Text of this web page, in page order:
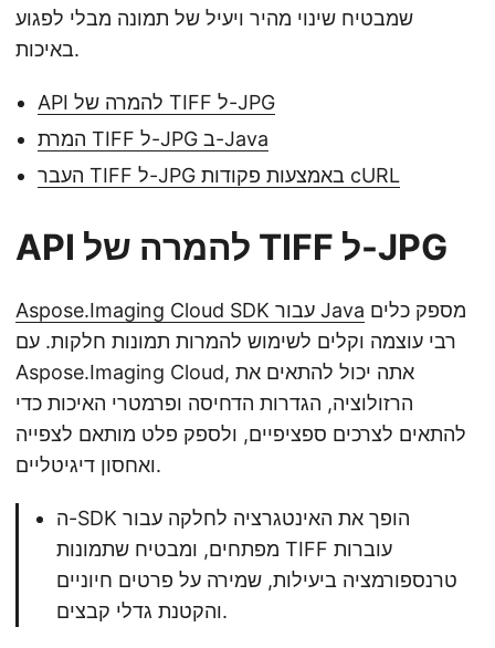
שמבטיח שינוי מהיר ויעיל של תמונה מבלי לפגוע
באיכות.
API להמרה של TIFF ל-JPG
המרת TIFF ל-JPG ב-Java
העבר TIFF ל-JPG באמצעות פקודות cURL
API להמרה של TIFF ל-JPG
Aspose.Imaging Cloud SDK עבור Java
רבי עוצמה וקלים לשימוש להמרות תמונות חלקות. עם
Aspose.Imaging Cloud, אתה יכול להתאים את
הרזולוציה, הגדרות הדחיסה ופרמטרי האיכות כדי
להתאים לצרכים ספציפיים, ולספק פלט מותאם לצפייה
ואחסון דיגיטליים.
ה-SDK הופך את האינטגרציה לחלקה עבור
מפתחים, ומבטיח שתמונות TIFF עוברות
טרנספורמציה ביעילות, שמירה על פרטים חיוניים
והקטנת גדלי קבצים.